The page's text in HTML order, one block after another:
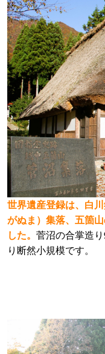
世界遺産登録は、白
がぬま）集落、五箇
した。 菅沼の合掌造
り断然小規模です。